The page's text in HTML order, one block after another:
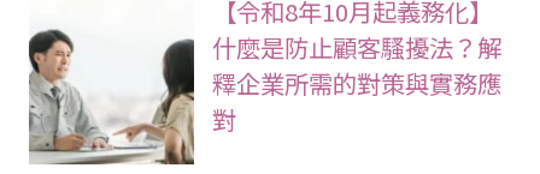
【令和8年10月起義務化】
什麼是防止顧客騷擾法？解
釋企業所需的對策與實務應
對